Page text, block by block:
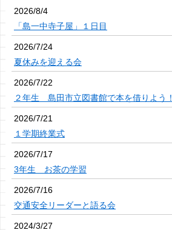
2026/8/4
「島一中寺子屋」１日目
2026/7/24
夏休みを迎える会
2026/7/22
２年生 島田市立図書館で本を借りよう！
2026/7/21
１学期終業式
2026/7/17
3年生 お茶の学習
2026/7/16
交通安全リーダーと語る会
2024/3/27